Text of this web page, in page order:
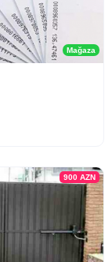
Mağaza
900 AZN